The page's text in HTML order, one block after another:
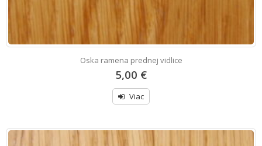
Oska ramena prednej vidlice
5,00 €
Viac